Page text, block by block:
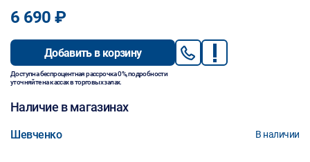
6 690 ₽
Добавить в корзину
Доступна беспроцентная рассрочка 0%, подробности
уточняйте на кассах в торговых залах.
Наличие в магазинах
Шевченко В наличии